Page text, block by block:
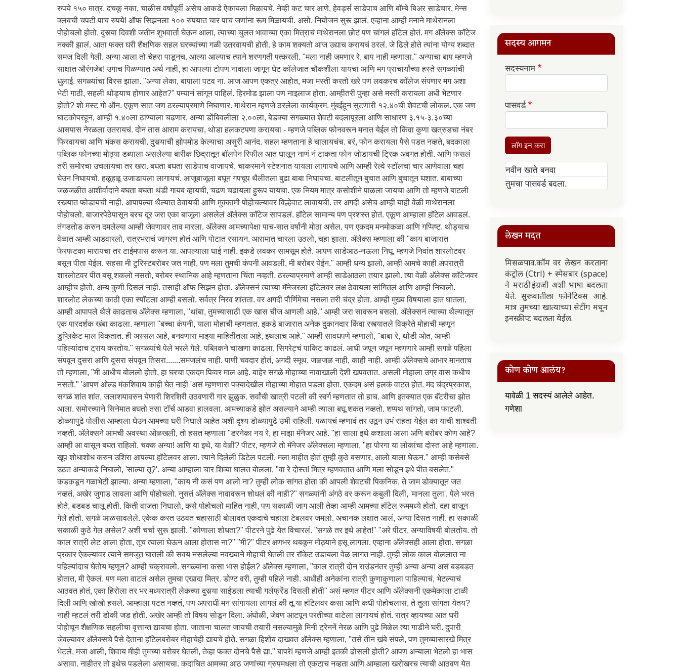
सदस्य आगमन
सदस्यनाम
पासवर्ड
लॉग इन करा
नवीन खाते बनवा
तुमचा पासवर्ड बदला.
लेखन मदत
मिसळपाव.कॉम वर लेखन करताना
कंट्रोल (Ctrl) + स्पेसबार (space)
ने मराठी इंग्रजी अशी भाषा बदलता
येते. सुरूवातीला फोनेटिक्स आहे.
मात्र तुमच्या खात्याच्या सेटींग मधून
इनस्क्रीप्ट बदलता येईल.
कोण कोण आलंय?
यावेळी 1 सदस्यं आलेले आहेत.
गणेशा